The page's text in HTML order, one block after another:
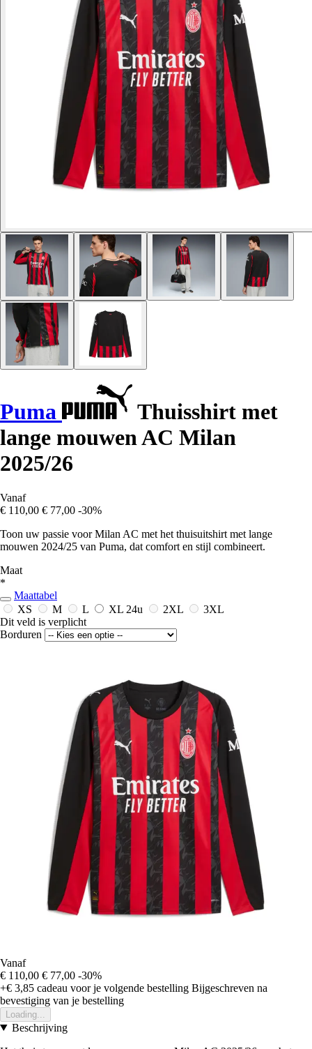
Puma
Thuisshirt met
lange mouwen AC Milan
2025/26
Vanaf
€ 110,00 € 77,00 -30%
Toon uw passie voor Milan AC met het thuisuitshirt met lange
mouwen 2024/25 van Puma, dat comfort en stijl combineert.
Maat
*
Maattabel
XS
M L XL 24u 2XL
3XL
Dit veld is verplicht
Borduren
Vanaf
€ 110,00 € 77,00 -30%
+€ 3,85 cadeau voor je volgende bestelling Bijgeschreven na
bevestiging van je bestelling
Loading...
Beschrijving